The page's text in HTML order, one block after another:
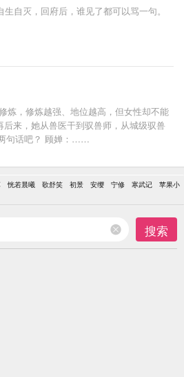
自灭，回府后，谁见了都可以骂一句。
，修炼越强、地位越高，但女性却不能
来，她从兽医干到驭兽师，从城级驭兽
句话吧？ 顾婵：……
恍若晨曦 歌舒笑 初景 安缨 宁修 寒武记
苹果小
搜索